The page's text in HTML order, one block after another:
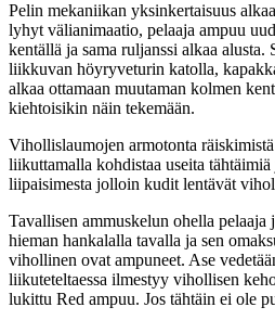
Pelin mekaniikan yksinkertaisuus
lyhyt välianimaatio, pelaaja ampuu
kentällä ja sama ruljanssi alkaa
liikkuvan höyryveturin katolla,
alkaa ottamaan muutaman kolmen
kiehtoisikin näin tekemään.
Vihollislaumojen armotonta
liikuttamalla kohdistaa useita
liipaisimesta jolloin kudit lentävät
Tavallisen ammuskelun ohella
hieman hankalalla tavalla ja sen
vihollinen ovat ampuneet. Ase
liikuteteltaessa ilmestyy vihollisen
lukittu Red ampuu. Jos tähtäin ei ole